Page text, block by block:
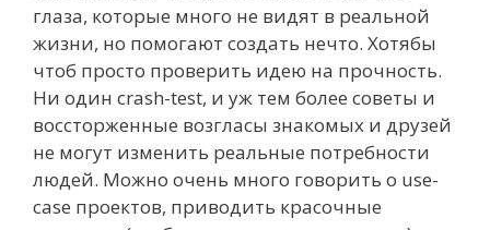
глаза, которые много не видят в реальной
жизни, но помогают создать нечто. Хотябы
чтоб просто проверить идею на прочность.
Ни один crash-test, и уж тем более советы и
воссторженные возгласы знакомых и друзей
не могут изменить реальные потребности
людей. Можно очень много говорить о use-
case проектов, приводить красочные